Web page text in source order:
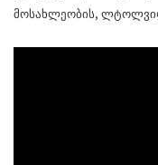
მოსახლეობის,